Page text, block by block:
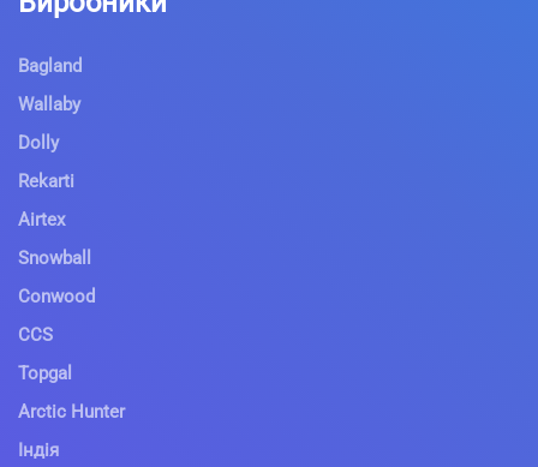
Bagland
Wallaby
Dolly
Rekarti
Airtex
Snowball
Conwood
CCS
Topgal
Arctic Hunter
Індія